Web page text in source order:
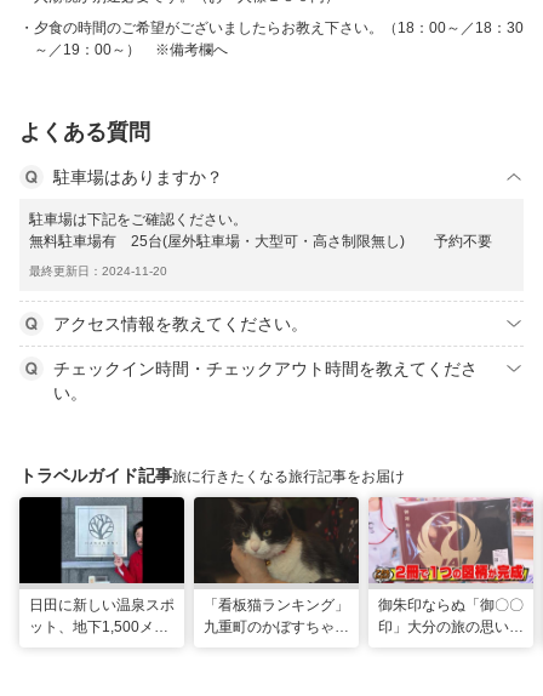
夕食の時間のご希望がございましたらお教え下さい。（18：00～／18：30
～／19：00～） ※備考欄へ
よくある質問
駐車場はありますか？
駐車場は下記をご確認ください。
無料駐車場有 25台(屋外駐車場・大型可・高さ制限無し) 予約不要
最終更新日：2024-11-20
アクセス情報を教えてください。
チェックイン時間・チェックアウト時間を教えてくださ
い。
トラベルガイド記事旅に行きたくなる旅行記事をお届け
日田に新しい温泉スポ
ット、地下1,500メー
「看板猫ランキング」
九重町のかぼすちゃ
御朱印ならぬ「御〇〇
印」大分の旅の思い出